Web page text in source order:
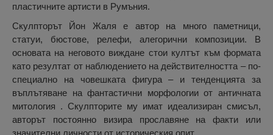
пластичните артисти в Румъния.
Скулпторът Йон Жаля е автор на много паметници,
статуи, бюстове, релефи, алегорични композиции. В
основата на неговото виждане стои култът към формата
като резултат от наблюдението на действителността – по-
специално на човешката фигура – и тенденцията за
въплътяване на фантастични морфологии от античната
митология . Скулпторите му имат идеализиран смисъл,
авторът постоянно визира прославяне на факти или